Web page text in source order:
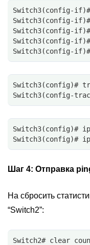
Switch3(config-
Switch3(config-if)#
Switch3(config-
Switch3(config-
Switch3(config-
Switch3(config)#
Switch3(config-
Switch3(config)#
Switch3(config)#
Шаг 4: Отправка
На сбросить
“Switch2”:
Switch2# clear